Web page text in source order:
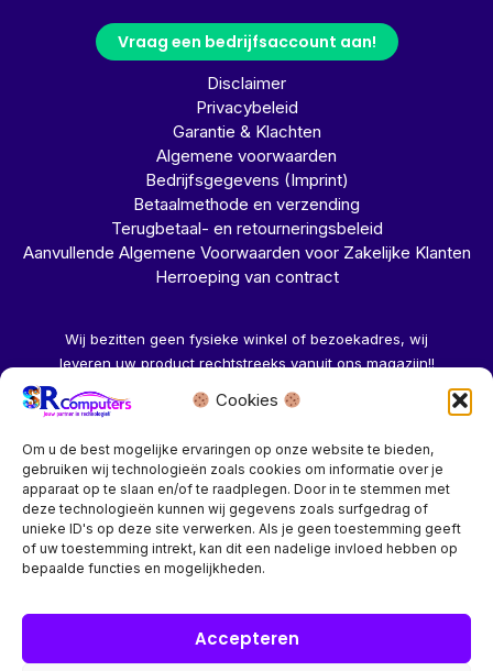
Cookies
Om u de best mogelijke ervaringen op onze website te bieden,
gebruiken wij technologieën zoals cookies om informatie over je
apparaat op te slaan en/of te raadplegen. Door in te stemmen met
deze technologieën kunnen wij gegevens zoals surfgedrag of
unieke ID's op deze site verwerken. Als je geen toestemming geeft
of uw toestemming intrekt, kan dit een nadelige invloed hebben op
bepaalde functies en mogelijkheden.
Accepteren
Vraag een bedrijfsaccount aan!
Disclaimer
Privacybeleid
Garantie & Klachten
Algemene voorwaarden
Bedrijfsgegevens (Imprint)
Betaalmethode en verzending
Terugbetaal- en retourneringsbeleid
Aanvullende Algemene Voorwaarden voor Zakelijke Klanten
Herroeping van contract
Wij bezitten geen fysieke winkel of bezoekadres, wij
leveren uw product rechtstreeks vanuit ons magazijn!!
Herroeping aanvragen →
Bedrijf? vraag een account aan voor speciale prijzen!